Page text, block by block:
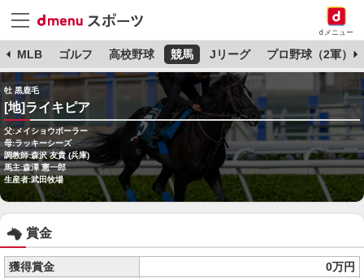
dメニュー
MLB ゴルフ 高校野球 競馬 Jリーグ プロ野球（2軍）
牡 黒鹿毛
[地]ライキピア
父:メイショウボーラー
母:ラッキーシーズ
調教師:森沢 友貴 (兵庫)
馬主:森澤 憲一郎
生産者:武田牧場
賞金
獲得賞金
0万円